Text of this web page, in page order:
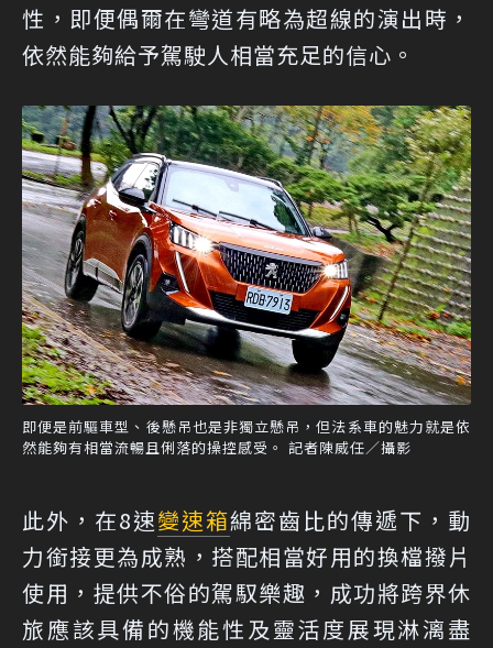
性，即便偶爾在彎道有略為超線的演出時，
依然能夠給予駕駛人相當充足的信心。
即便是前驅車型、後懸吊也是非獨立懸吊，但法系車的魅力就是依
然能夠有相當流暢且俐落的操控感受。 記者陳威任／攝影
此外，在8速變速箱綿密齒比的傳遞下，動
力銜接更為成熟，搭配相當好用的換檔撥片
使用，提供不俗的駕馭樂趣，成功將跨界休
旅應該具備的機能性及靈活度展現淋漓盡